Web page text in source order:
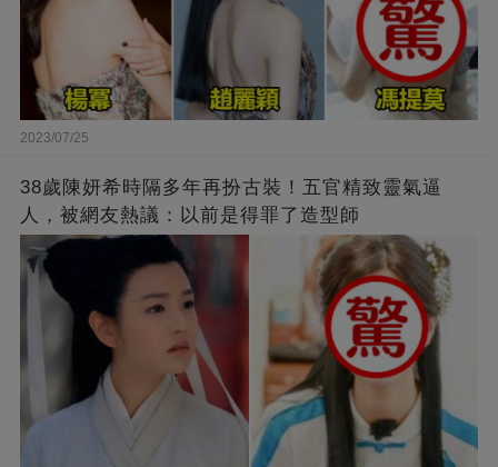
2023/07/25
38歲陳妍希時隔多年再扮古裝！五官精致靈氣逼
人，被網友熱議：以前是得罪了造型師